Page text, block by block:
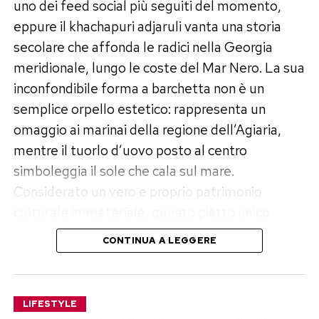
amplificata in adolescenza) è una tappa
necessaria per la costruzione dell’identità. Il
bambino non sta rifiutando il genitore, sta
scoprendo dove finisce la volontà della mamma
o del papà e dove inizia la propria.
Il cervello non sente la parola “NON”
Un altro “bug” del sistema comunicativo tra
genitori e figli risiede nel funzionamento della
nostra mente. Il cervello umano fa un’enorme
Se diciamo a un bambino“Non correre”, la sua
mente deve prima visualizzare l’azione del
correre, e solo in un secondo momento applicare
il concetto di negazione. Il risultato? Per un
uno dei feed social più seguiti del momento,
eppure il khachapuri adjaruli vanta una storia
secolare che affonda le radici nella Georgia
meridionale, lungo le coste del Mar Nero. La sua
inconfondibile forma a barchetta non è un
semplice orpello estetico: rappresenta un
omaggio ai marinai della regione dell’Agiaria,
mentre il tuorlo d’uovo posto al centro
simboleggia il sole che cala sul mare.
Considerato un vero e proprio patrimonio
unisce la fragranza del pane fresco all’abbraccio
filante del formaggio fuso.
Gli ingredienti necessari per una
CONTINUA A LEGGERE
LIFESTYLE